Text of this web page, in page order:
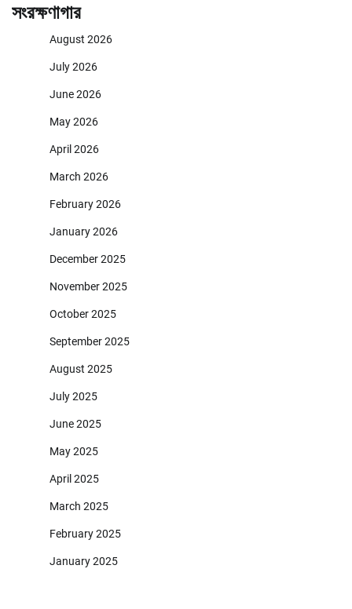
সংরক্ষণাগার
August 2026
July 2026
June 2026
May 2026
April 2026
March 2026
February 2026
January 2026
December 2025
November 2025
October 2025
September 2025
August 2025
July 2025
June 2025
May 2025
April 2025
March 2025
February 2025
January 2025